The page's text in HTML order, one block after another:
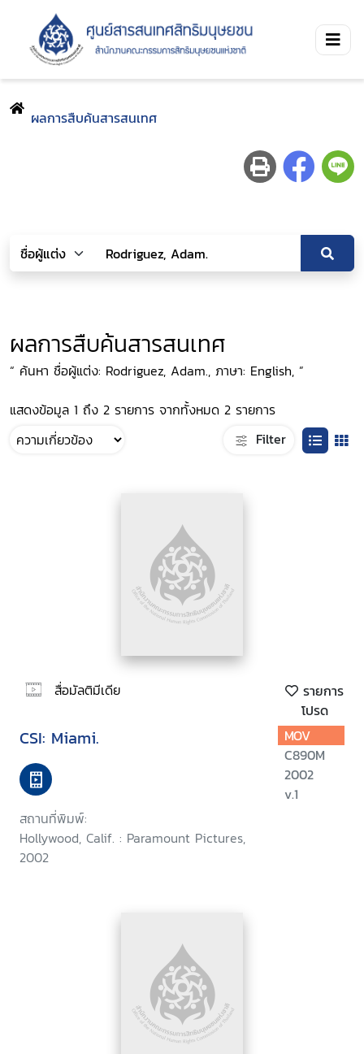
ผลการสืบค้นสารสนเทศ
ผลการสืบค้นสารสนเทศ
“ ค้นหา ชื่อผู้แต่ง: Rodriguez, Adam., ภาษา: English, ”
แสดงข้อมูล 1 ถึง 2 รายการ จากทั้งหมด 2 รายการ
Filter
สื่อมัลติมีเดีย
รายการ
โปรด
CSI: Miami.
สถานที่พิมพ์:
Hollywood, Calif. : Paramount Pictures,
2002
MOV
C890M
2002
v.1